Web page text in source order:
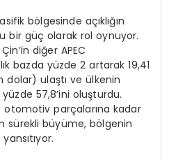
bölgesinde açıklığın
bir güç olarak rol oynuyor.
diğer APEC
bazda yüzde 2 artarak 19,41
ulaştı ve ülkenin
57,8’ini oluşturdu.
parçalarına kadar
sürekli büyüme, bölgenin